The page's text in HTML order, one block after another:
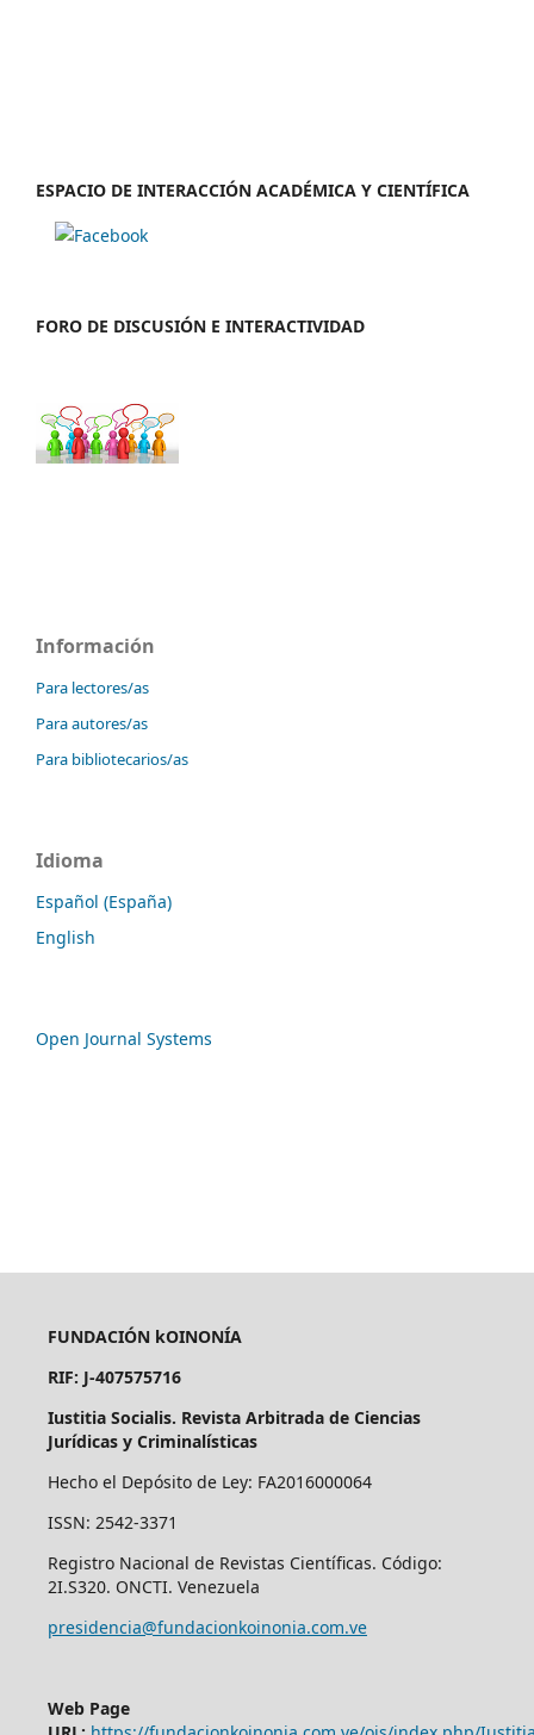
ESPACIO DE INTERACCIÓN ACADÉMICA Y CIENTÍFICA
FORO DE DISCUSIÓN E INTERACTIVIDAD
Información
Para lectores/as
Para autores/as
Para bibliotecarios/as
Idioma
Español (España)
English
Open Journal Systems
FUNDACIÓN kOINONÍA
RIF: J-407575716
Iustitia Socialis. Revista Arbitrada de Ciencias
Jurídicas y Criminalísticas
Hecho el Depósito de Ley: FA2016000064
ISSN: 2542-3371
Registro Nacional de Revistas Científicas. Código:
2I.S320. ONCTI. Venezuela
presidencia@fundacionkoinonia.com.ve
Web Page